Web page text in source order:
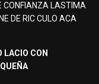
CONFIANZA LASTIMA
DE RIC CULO ACA
CON